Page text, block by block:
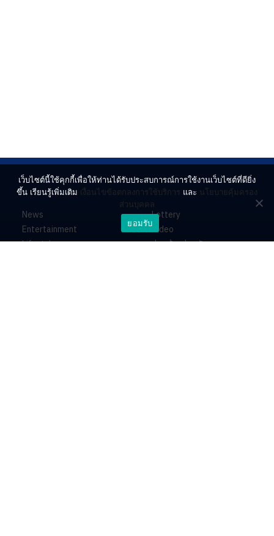
News
Entertainment
Lifestyle
Lottery
Video
ร่วมด้วยช่วยกัน
เว็บไซต์นี้ใช้คุกกี้เพื่อให้ท่านได้รับประสบการณ์การใช้งานเว็บไซต์ที่ดียิ่ง
ขึ้น เรียนรู้เพิ่มเติม เงื่อนไขข้อตกลงการใช้บริการ และ นโยบายคุ้มครอง
ส่วนบุคคล
ยอมรับ